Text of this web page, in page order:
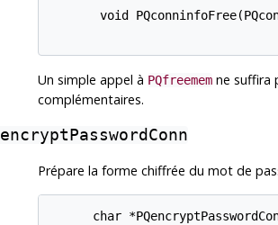
void
Un simple appel à PQfreememne suffira
complémentaires.
Prépare la forme chiffrée du mot de
char